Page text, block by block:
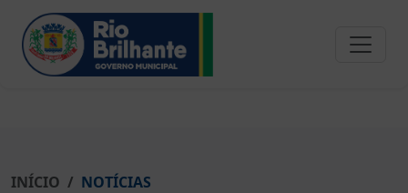
INÍCIO NOTÍCIAS